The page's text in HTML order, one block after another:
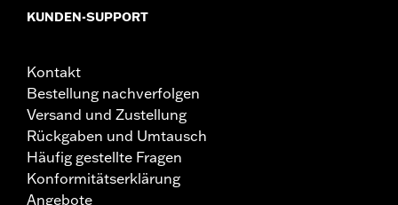
KUNDEN-SUPPORT
Kontakt
Bestellung nachverfolgen
Versand und Zustellung
Rückgaben und Umtausch
Häufig gestellte Fragen
Konformitätserklärung
Angebote